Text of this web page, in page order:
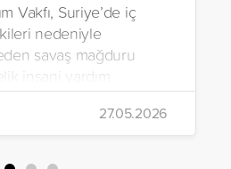
Vakfı, Suriye’de iç
nedeniyle
savaş mağduru
insani yardım
sürdürüyor. Vakıf,
Suriye’nin Şam,
ve İdlib
şartlarda yaşayan
27.05.2026